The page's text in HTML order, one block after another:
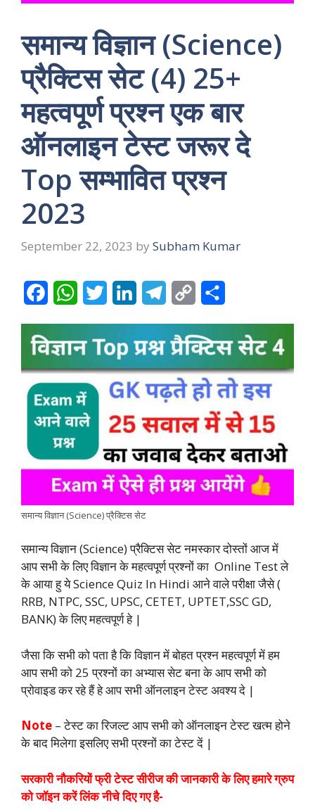
समान्य विज्ञान (Science)
प्रैक्टिस सेट (4) 25+
महत्वपूर्ण प्रश्न एक बार
ऑनलाइन टेस्ट जरूर दे
Top सम्भावित प्रश्न
2023
September 22, 2023 by Subham Kumar
c
e
b
o
o
k
W
a
t
s
A
p
i
t
t
e
r
n
k
e
n
e
g
a
m
p
y
L
n
k
a
r
e
समान्य विज्ञान (Science) प्रैक्टिस सेट
समान्य विज्ञान (Science) प्रैक्टिस सेट नमस्कार दोस्तों आज में
आप सभी के लिए विज्ञान के महत्वपूर्ण प्रश्नों का Online Test ले
के आया हु ये Science Quiz In Hindi आने वाले परीक्षा जैसे (
RRB, NTPC, SSC, UPSC, CETET, UPTET,SSC GD,
BANK) के लिए महत्वपूर्ण हे |
जैसा कि सभी को पता है कि विज्ञान में बोहत प्रश्न महत्वपूर्ण में हम
आप सभी को 25 प्रश्नों का अभ्यास सेट बना के आप सभी को
प्रोवाइड कर रहे हैं हे आप सभी ऑनलाइन टेस्ट अवश्य दे |
Note – टेस्ट का रिजल्ट आप सभी को ऑनलाइन टेस्ट खत्म होने
के बाद मिलेगा इसलिए सभी प्रश्नों का टेस्ट दें |
सरकारी नौकरियों फ्री टेस्ट सीरीज की जानकारी के लिए हमारे ग्रुप
को जॉइन करें लिंक नीचे दिए गए है-